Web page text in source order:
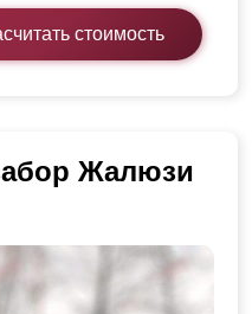
стоимость
Жалюзи